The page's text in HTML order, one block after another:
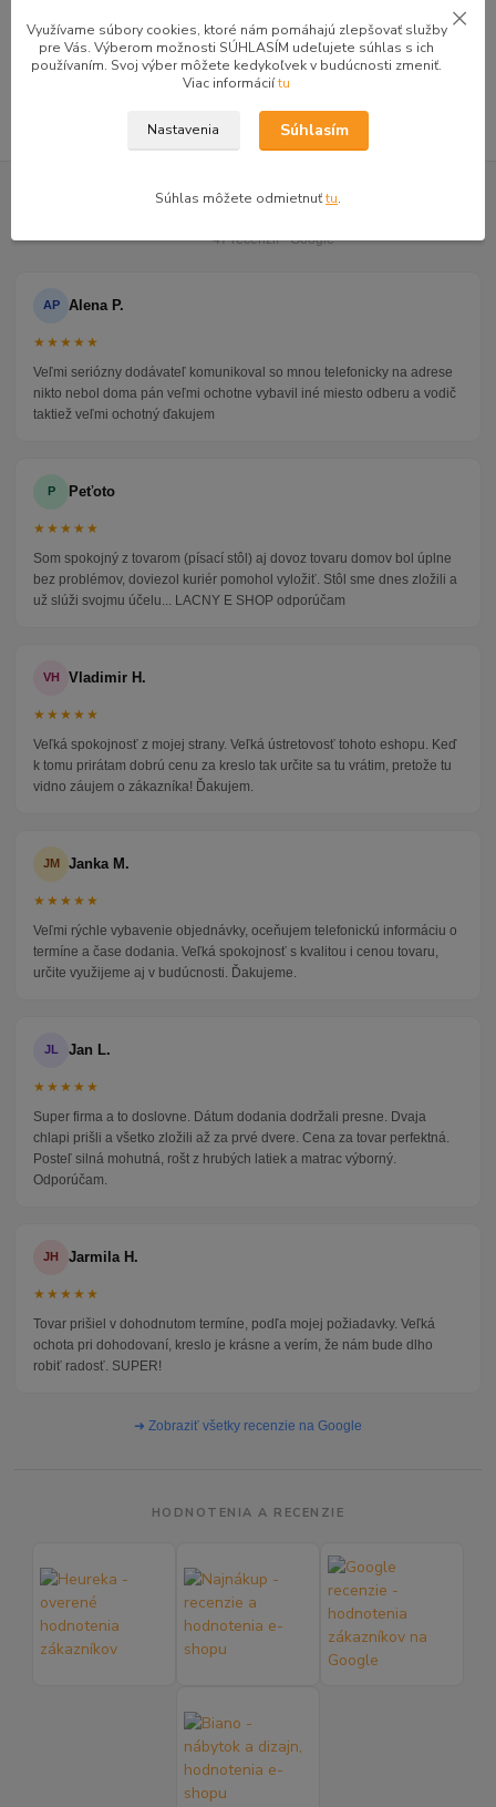
Kuchynské linky
Kuchyne voliteľné zostavy REA
47 recenzií · Google
AP Alena P.
★★★★★
Veľmi seriózny dodávateľ komunikoval so mnou telefonicky na adrese
nikto nebol doma pán veľmi ochotne vybavil iné miesto odberu a vodič
taktiež veľmi ochotný ďakujem
P Peťoto
★★★★★
Som spokojný z tovarom (písací stôl) aj dovoz tovaru domov bol úplne
bez problémov, doviezol kuriér pomohol vyložiť. Stôl sme dnes zložili a
už slúži svojmu účelu... LACNY E SHOP odporúčam
VH Vladimir H.
★★★★★
Veľká spokojnosť z mojej strany. Veľká ústretovosť tohoto eshopu. Keď
k tomu prirátam dobrú cenu za kreslo tak určite sa tu vrátim, pretože tu
vidno záujem o zákazníka! Ďakujem.
JM Janka M.
★★★★★
Veľmi rýchle vybavenie objednávky, oceňujem telefonickú informáciu o
termíne a čase dodania. Veľká spokojnosť s kvalitou i cenou tovaru,
určite využijeme aj v budúcnosti. Ďakujeme.
JL Jan L.
★★★★★
Super firma a to doslovne. Dátum dodania dodržali presne. Dvaja
chlapi prišli a všetko zložili až za prvé dvere. Cena za tovar perfektná.
Posteľ silná mohutná, rošt z hrubých latiek a matrac výborný.
Odporúčam.
JH Jarmila H.
★★★★★
Tovar prišiel v dohodnutom termíne, podľa mojej požiadavky. Veľká
ochota pri dohodovaní, kreslo je krásne a verím, že nám bude dlho
robiť radosť. SUPER!
➜ Zobraziť všetky recenzie na Google
HODNOTENIA A RECENZIE
Využívame súbory cookies, ktoré nám pomáhajú zlepšovať služby
pre Vás. Výberom možnosti SÚHLASÍM udeľujete súhlas s ich
používaním. Svoj výber môžete kedykoľvek v budúcnosti zmeniť.
Viac informáciítu
Nastavenia Súhlasím
Súhlas môžete odmietnuťtu.